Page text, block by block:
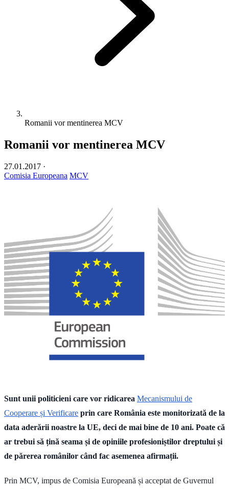
Romanii vor mentinerea MCV
Romanii vor mentinerea MCV
27.01.2017 ·
Comisia Europeana MCV
Sunt unii politicieni care vor ridicarea Mecanismului de
Cooperare și Verificare prin care România este monitorizată de la
data aderării noastre la UE, deci de mai bine de 10 ani. Poate că
ar trebui să țină seama și de opiniile profesioniștilor dreptului și
de părerea românilor când fac asemenea afirmații.
Prin MCV, impus de Comisia Europeană și acceptat de Guvernul